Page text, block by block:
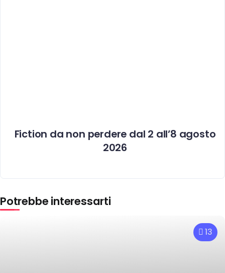
Fiction da non perdere dal 2 all’8 agosto
2026
Potrebbe interessarti
13